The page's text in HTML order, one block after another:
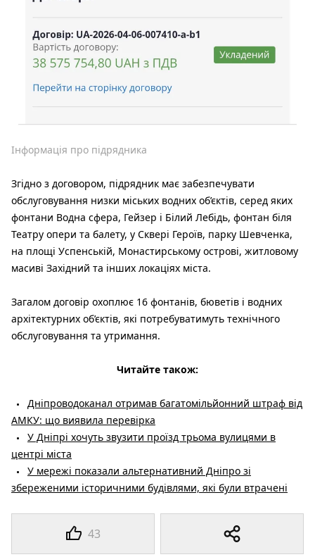
43
Інформація про підрядника
Згідно з договором, підрядник має забезпечувати
обслуговування низки міських водних об’єктів, серед яких
фонтани Водна сфера, Гейзер і Білий Лебідь, фонтан біля
Театру опери та балету, у Сквері Героїв, парку Шевченка,
на площі Успенській, Монастирському острові, житловому
масиві Західний та інших локаціях міста.
Загалом договір охоплює 16 фонтанів, бюветів і водних
архітектурних об’єктів, які потребуватимуть технічного
обслуговування та утримання.
Читайте також:
Дніпроводоканал отримав багатомільйонний штраф від
АМКУ: що виявила перевірка
У Дніпрі хочуть звузити проїзд трьома вулицями в
центрі міста
У мережі показали альтернативний Дніпро зі
збереженими історичними будівлями, які були втрачені